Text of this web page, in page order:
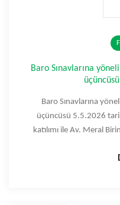
Baro Sınavlarına
Baro Sınavlarına
üçüncüsü 5.5.2026
katılımı ile Av. Meral